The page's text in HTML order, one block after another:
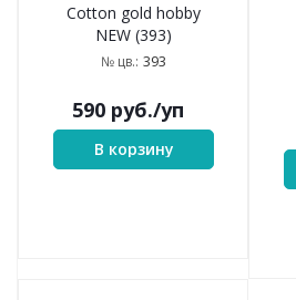
Cotton gold hobby
NEW (393)
№ цв.: 393
590 руб./уп
В корзину